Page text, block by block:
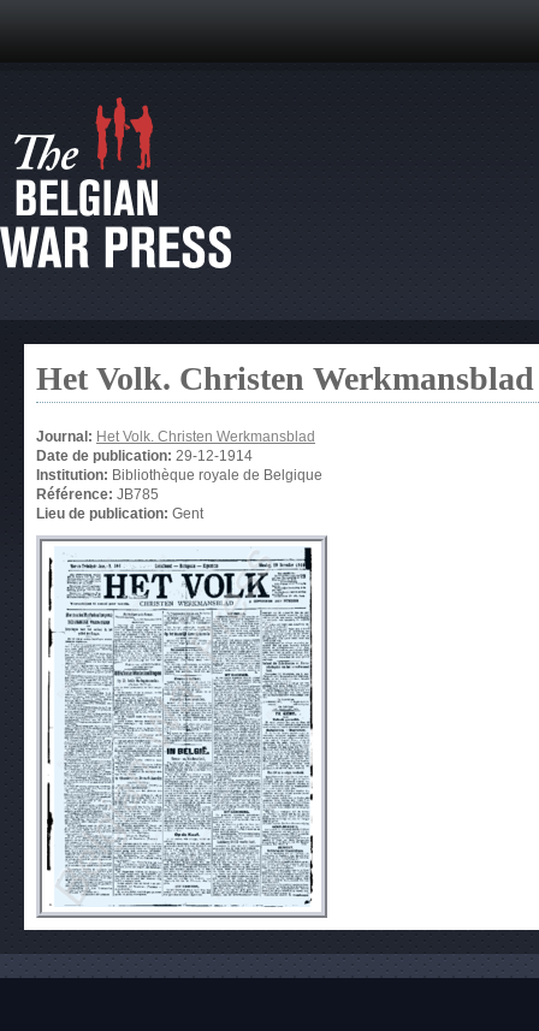
Het Volk. Christen Werkmansblad
Journal: Het Volk. Christen Werkmansblad
Date de publication: 29-12-1914
Institution: Bibliothèque royale de Belgique
Référence: JB785
Lieu de publication: Gent